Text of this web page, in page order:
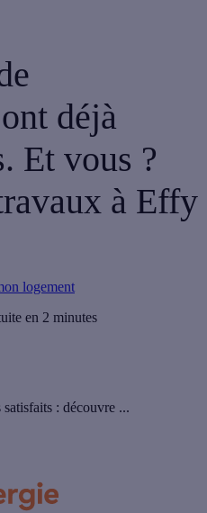
déjà
Et vous ?
à Effy
logement
en 2 minutes
: découvre ...